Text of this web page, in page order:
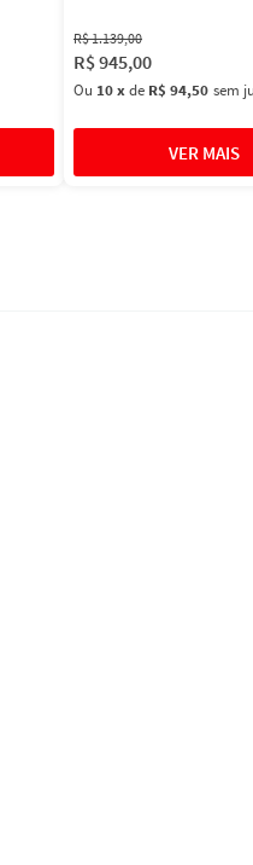
R$1.139,00
R$945,00
Ou 10xde R$ 94,50 sem